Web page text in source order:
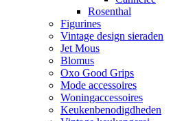
Rosenthal
Figurines
Vintage design sieraden
Jet Mous
Blomus
Oxo Good Grips
Mode accessoires
Woningaccessoires
Keukenbenodigdheden